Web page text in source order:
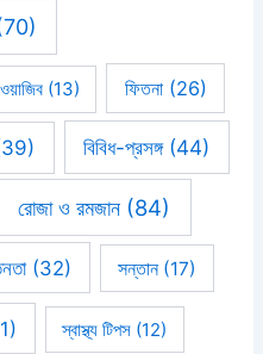
(13) ফিতনা(26)
বিবিধ-প্রসঙ্গ(44)
রোজা ও রমজান (84)
(32) সন্তান(17)
স্বাস্থ্য টিপস (12)